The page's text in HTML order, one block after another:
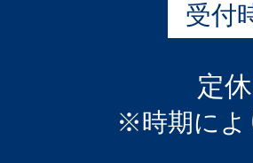
受付
定
※時期によ